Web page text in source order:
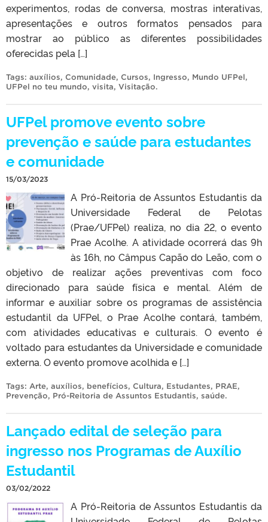
experimentos, rodas de conversa, mostras interativas,
apresentações e outros formatos pensados para
mostrar ao público as diferentes possibilidades
oferecidas pela […]
Tags: auxílios, Comunidade, Cursos, Ingresso, Mundo UFPel,
UFPel no teu mundo, visita, Visitação.
UFPel promove evento sobre
prevenção e saúde para estudantes
e comunidade
15/03/2023
A Pró-Reitoria de Assuntos Estudantis da
Universidade Federal de Pelotas
(Prae/UFPel) realiza, no dia 22, o evento
Prae Acolhe. A atividade ocorrerá das 9h
às 16h, no Câmpus Capão do Leão, com o
objetivo de realizar ações preventivas com foco
direcionado para saúde física e mental. Além de
informar e auxiliar sobre os programas de assistência
estudantil da UFPel, o Prae Acolhe contará, também,
com atividades educativas e culturais. O evento é
voltado para estudantes da Universidade e comunidade
externa. O evento promove acolhida e […]
Tags: Arte, auxílios, benefícios, Cultura, Estudantes, PRAE,
Prevenção, Pró-Reitoria de Assuntos Estudantis, saúde.
Lançado edital de seleção para
ingresso nos Programas de Auxílio
Estudantil
03/02/2022
A Pró-Reitoria de Assuntos Estudantis da